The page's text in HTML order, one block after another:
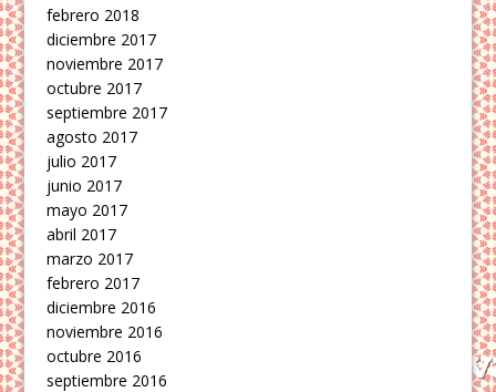
febrero 2018
diciembre 2017
noviembre 2017
octubre 2017
septiembre 2017
agosto 2017
julio 2017
junio 2017
mayo 2017
abril 2017
marzo 2017
febrero 2017
diciembre 2016
noviembre 2016
octubre 2016
septiembre 2016